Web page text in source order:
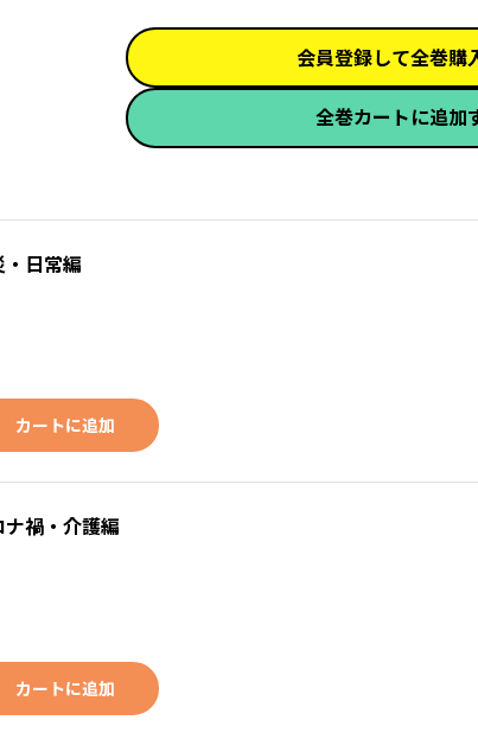
会員登録して全巻購
全巻カートに追加
・日常編
カートに追加
禍・介護編
カートに追加